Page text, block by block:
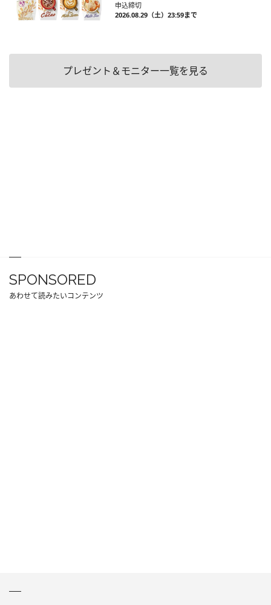
申込締切
2026.08.29（土）23:59まで
プレゼント＆モニター一覧を見る
SPONSORED
あわせて読みたいコンテンツ